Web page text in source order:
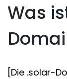
Was
[Die .solar-